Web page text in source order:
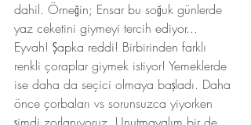
dahil. Örneğin; Ensar bu soğuk günlerde
yaz ceketini giymeyi tercih ediyor...
Eyvah! Şapka reddi! Birbirinden farklı
renkli çoraplar giymek istiyor! Yemeklerde
ise daha da seçici olmaya başladı. Daha
önce çorbaları vs sorunsuzca yiyorken